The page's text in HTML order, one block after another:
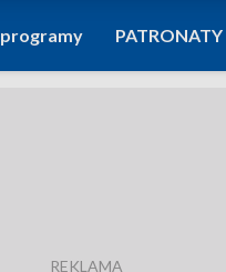
programy PATRONATY